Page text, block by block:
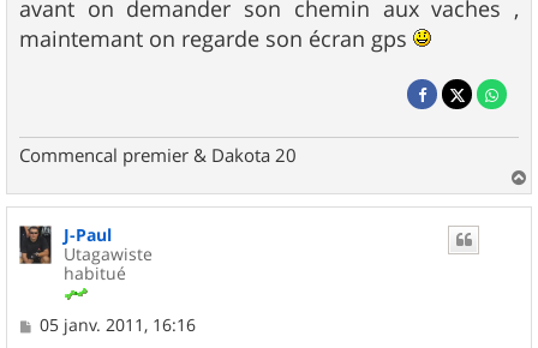
avant on demander son chemin aux vaches ,
maintemant on regarde son écran gps
Commencal premier & Dakota 20
a
u
J-Paul
Utagawiste
habitué
M
05 janv. 2011, 16:16